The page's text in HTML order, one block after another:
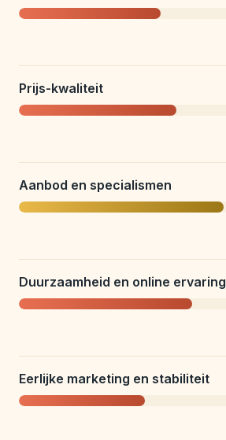
Prijs-kwaliteit
Aanbod en specialismen
Duurzaamheid en online ervaring
Eerlijke marketing en stabiliteit